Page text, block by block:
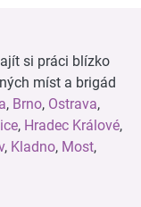
si práci blízko
míst a brigád
, Brno, Ostrava,
, Hradec Králové,
, Kladno, Most,